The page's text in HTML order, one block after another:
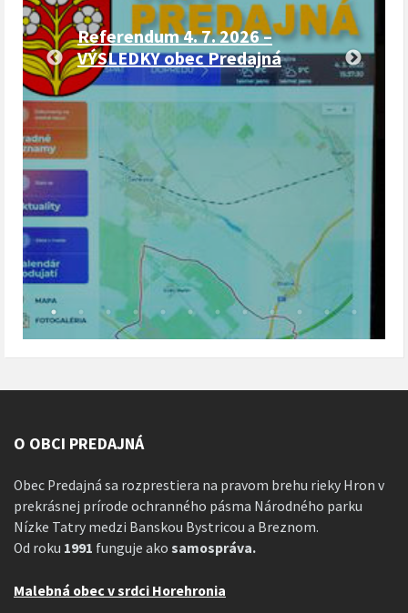
Referendum 4. 7. 2026 –
VÝSLEDKY obec Predajná
O OBCI PREDAJNÁ
Obec Predajná sa rozprestiera na pravom brehu rieky Hron v
prekrásnej prírode ochranného pásma Národného parku
Nízke Tatry medzi Banskou Bystricou a Breznom.
Od roku 1991 funguje ako samospráva.
Malebná obec v srdci Horehronia